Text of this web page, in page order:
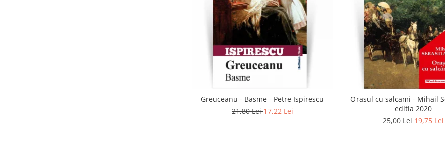
Greuceanu - Basme - Petre Ispirescu
21,80 Lei17,22 Lei
Orasul cu salcami - Mihail
editia 2020
25,00 Lei19,75 Lei